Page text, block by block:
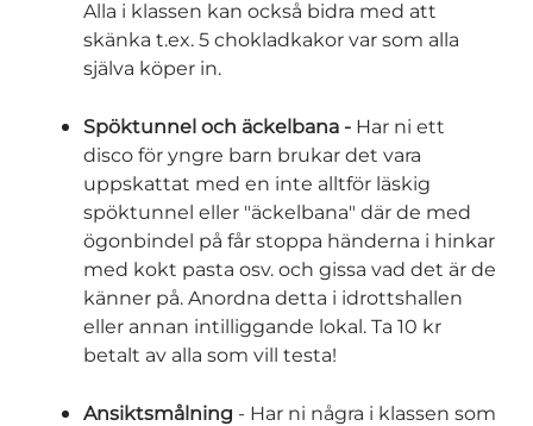
Alla i klassen kan också bidra med att
skänka t.ex. 5 chokladkakor var som alla
själva köper in.
Spöktunnel och äckelbana - Har ni ett
disco för yngre barn brukar det vara
uppskattat med en inte alltför läskig
spöktunnel eller "äckelbana" där de med
ögonbindel på får stoppa händerna i hinkar
med kokt pasta osv. och gissa vad det är de
känner på. Anordna detta i idrottshallen
eller annan intilliggande lokal. Ta 10 kr
betalt av alla som vill testa!
Ansiktsmålning - Har ni några i klassen som